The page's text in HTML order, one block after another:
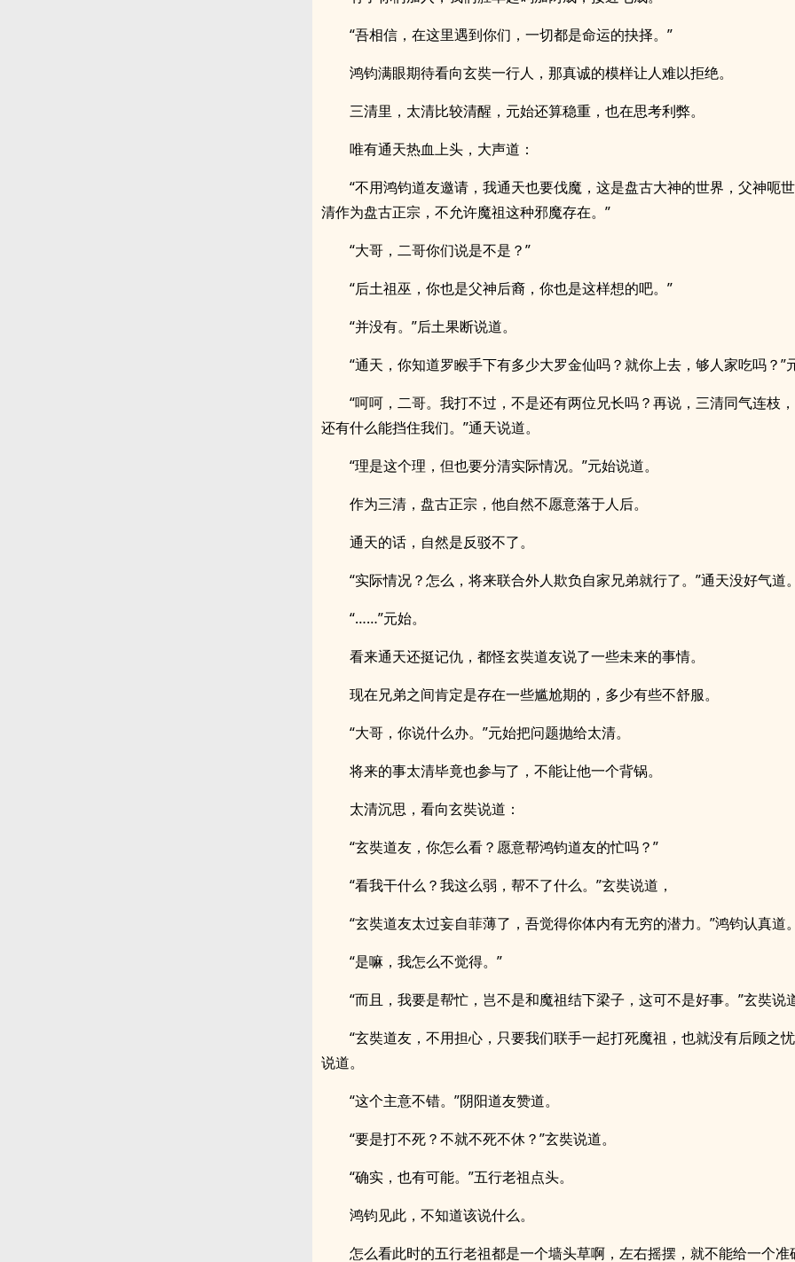
“吾相信，在这里遇到你们，一切都是命运的抉择。”
鸿钧满眼期待看向玄奘一行人，那真诚的模样让人难以拒绝。
三清里，太清比较清醒，元始还算稳重，也在思考利弊。
唯有通天热血上头，大声道：
“不用鸿钧道友邀请，我通天也要伐魔，这是盘古大神的世界，父神呃
清作为盘古正宗，不允许魔祖这种邪魔存在。”
“大哥，二哥你们说是不是？”
“后土祖巫，你也是父神后裔，你也是这样想的吧。”
“并没有。”后土果断说道。
“通天，你知道罗睺手下有多少大罗金仙吗？就你上去，够人家吃吗？”
“呵呵，二哥。我打不过，不是还有两位兄长吗？再说，三清同气连枝
还有什么能挡住我们。”通天说道。
“理是这个理，但也要分清实际情况。”元始说道。
作为三清，盘古正宗，他自然不愿意落于人后。
通天的话，自然是反驳不了。
“实际情况？怎么，将来联合外人欺负自家兄弟就行了。”通天没好气道
“……”元始。
看来通天还挺记仇，都怪玄奘道友说了一些未来的事情。
现在兄弟之间肯定是存在一些尴尬期的，多少有些不舒服。
“大哥，你说什么办。”元始把问题抛给太清。
将来的事太清毕竟也参与了，不能让他一个背锅。
太清沉思，看向玄奘说道：
“玄奘道友，你怎么看？愿意帮鸿钧道友的忙吗？”
“看我干什么？我这么弱，帮不了什么。”玄奘说道，
“玄奘道友太过妄自菲薄了，吾觉得你体内有无穷的潜力。”鸿钧认真道
“是嘛，我怎么不觉得。”
“而且，我要是帮忙，岂不是和魔祖结下梁子，这可不是好事。”玄奘说
“玄奘道友，不用担心，只要我们联手一起打死魔祖，也就没有后顾之
说道。
“这个主意不错。”阴阳道友赞道。
“要是打不死？不就不死不休？”玄奘说道。
“确实，也有可能。”五行老祖点头。
鸿钧见此，不知道该说什么。
怎么看此时的五行老祖都是一个墙头草啊，左右摇摆，就不能给一个准